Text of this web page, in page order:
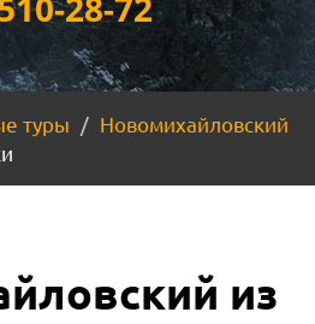
туры
Новомихайловский
из